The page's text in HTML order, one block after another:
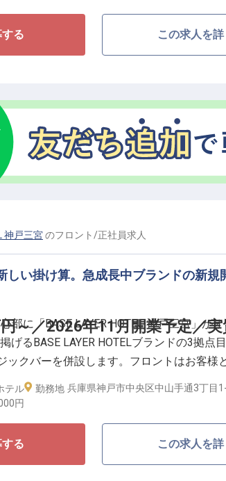
経験＋数値管理（PL）・オペレーション管
関わった経験者を優遇／レベニュー・販売管
ド初のレストラン＆ミュージックバーを含
適を考える。決まっていないことが多い
ます。社割（自社運営レストラン・ホテル
り。
る この求人を
～／2026年11月開業予定／実
神戸三宮のフロント /正社員求人
しい掛け算。急成長中ブランドの新規
部に「BASE LAYER HOTEL 神戸三宮」が
げるBASE LAYER HOTELブランドの3拠点
ックバーを併設します。フロントはお客様
・チェックアウトといった基本業務にとど
滞在そのものを記憶に残る体験へと変え
テル 勤務地 兵庫県神戸市中央区中山手通3丁目
円
る この求人を